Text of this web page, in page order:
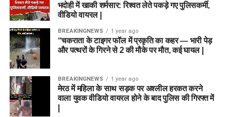
भदोही में खाकी शर्मसार: रिश्वत लेते पकड़े गए पुलिसकर्मी,
वीडियो वायरल |
BREAKINGNEWS 1 year ago
“चकराता के टाइगर फॉल में प्रकृति का कहर — भारी पेड़
और पत्थरों के गिरने से 2 की मौके पर मौत, कई घायल |
BREAKINGNEWS 1 year ago
मेरठ में महिला के साथ सड़क पर अश्लील हरकत करने
वाला युवक वीडियो वायरल होने के बाद पुलिस की गिरफ्त में